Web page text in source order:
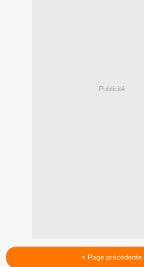
Publicité
< Page précédente